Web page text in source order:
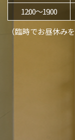
12:00〜19:00
（臨時でお昼休み